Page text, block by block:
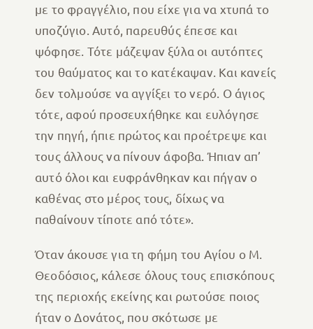
με το φραγγέλιο, που είχε για να χτυπά το
υποζύγιο. Αυτό, παρευθύς έπεσε και
ψόφησε. Τότε μάζεψαν ξύλα οι αυτόπτες
του θαύματος και το κατέκαψαν. Και κανείς
δεν τολμούσε να αγγίξει το νερό. Ο άγιος
τότε, αφού προσευχήθηκε και ευλόγησε
την πηγή, ήπιε πρώτος και προέτρεψε και
τους άλλους να πίνουν άφοβα. Ήπιαν απ’
αυτό όλοι και ευφράνθηκαν και πήγαν ο
καθένας στο μέρος τους, δίχως να
παθαίνουν τίποτε από τότε».
Όταν άκουσε για τη φήμη του Αγίου ο Μ.
Θεοδόσιος, κάλεσε όλους τους επισκόπους
της περιοχής εκείνης και ρωτούσε ποιος
ήταν ο Δονάτος, που σκότωσε με